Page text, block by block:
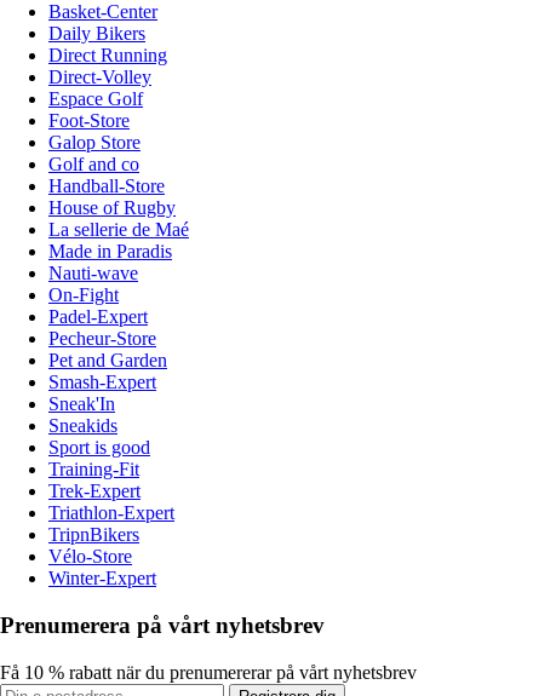
Basket-Center
Daily Bikers
Direct Running
Direct-Volley
Espace Golf
Foot-Store
Galop Store
Golf and co
Handball-Store
House of Rugby
La sellerie de Maé
Made in Paradis
Nauti-wave
On-Fight
Padel-Expert
Pecheur-Store
Pet and Garden
Smash-Expert
Sneak'In
Sneakids
Sport is good
Training-Fit
Trek-Expert
Triathlon-Expert
TripnBikers
Vélo-Store
Winter-Expert
Prenumerera på vårt nyhetsbrev
Få 10 % rabatt när du prenumererar på vårt nyhetsbrev